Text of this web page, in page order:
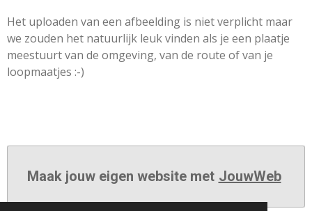
Het uploaden van een afbeelding is niet verplicht maar
we zouden het natuurlijk leuk vinden als je een plaatje
meestuurt van de omgeving, van de route of van je
loopmaatjes :-)
Maak jouw eigen website met JouwWeb